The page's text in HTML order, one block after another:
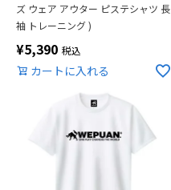
ズ ウェア アウター ピステシャツ 長
袖 トレーニング )
¥5,390 税込
カートに入れる